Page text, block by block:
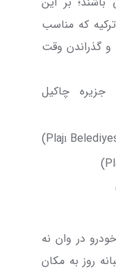
که مناسب
و گذراندن وقت
جزیره چاکیل
Plajı
)
)
در وان نه
روز به مکان